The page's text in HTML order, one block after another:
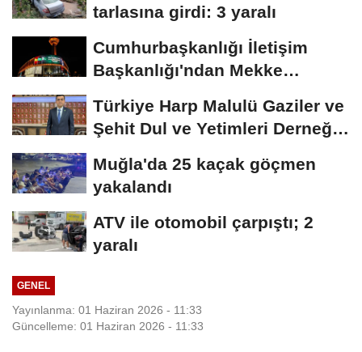
tarlasına girdi: 3 yaralı
Cumhurbaşkanlığı İletişim
Başkanlığı'ndan Mekke
Türkiye Harp Malulü Gaziler ve
Şehit Dul ve Yetimleri Derneği
Muğla'da 25 kaçak göçmen
yakalandı
ATV ile otomobil çarpıştı; 2
yaralı
GENEL
Yayınlanma: 01 Haziran 2026 - 11:33
Güncelleme: 01 Haziran 2026 - 11:33